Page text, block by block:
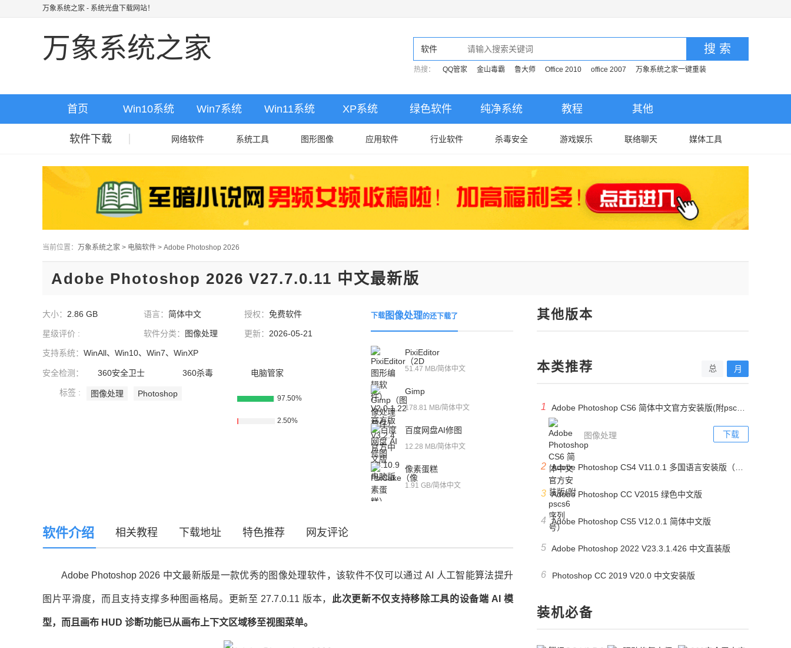
万象系统之家 - 系统光盘下载网站！
万象系统之家 软件 搜 索
热搜： QQ管家 金山毒霸 鲁大师 Office 2010 office 2007 万象系统之家一键重装
首页 Win10系统 Win7系统 Win11系统 XP系统 绿色软件 纯净系统 教程 其他
软件下载 网络软件 系统工具 图形图像 应用软件 行业软件 杀毒安全 游戏娱乐 联络聊天 媒体工具
当前位置： 万象系统之家 > 电脑软件 > Adobe Photoshop 2026
Adobe Photoshop 2026 V27.7.0.11 中文最新版
大小： 2.86 GB 语言： 简体中文 授权：免费软件
星级评价 : 软件分类： 图像处理 更新： 2026-05-21
支持系统： WinAll、Win10、Win7、WinXP
安全检测： 360安全卫士 360杀毒 电脑管家
标签 : 图像处理 Photoshop 97.50%
2.50%
下载 图像处理的还下载了
PixiEditor
51.47 MB/简体中文
Gimp
178.81 MB/简体中文
百度网盘AI修图
12.28 MB/简体中文
像素蛋糕
1.91 GB/简体中文
软件介绍 相关教程 下载地址 特色推荐 网友评论
Adobe Photoshop 2026 中文最新版是一款优秀的图像处理软件，该软件不仅可以通过 AI 人工智能算法提升
图片平滑度，而且支持支撑多种图画格局。更新至 27.7.0.11 版本， 此次更新不仅支持移除工具的设备端 AI 模
型，而且画布 HUD 诊断功能已从画布上下文区域移至视图菜单。
其他版本
本类推荐 总 月
1 Adobe Photoshop CS6 简体中文官方安装版(附pscs6序列号）
图像处理 下载
2 Adobe Photoshop CS4 V11.0.1 多国语言安装版（附PS CS4序列号）
3 Adobe Photoshop CC V2015 绿色中文版
4 Adobe Photoshop CS5 V12.0.1 简体中文版
5 Adobe Photoshop 2022 V23.3.1.426 中文直装版
6 Photoshop CC 2019 V20.0 中文安装版
装机必备